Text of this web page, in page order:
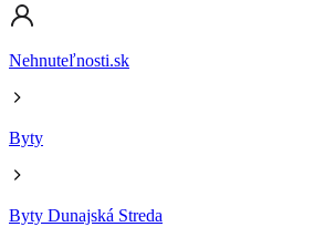
Nehnuteľnosti.sk
Byty
Byty Dunajská Streda